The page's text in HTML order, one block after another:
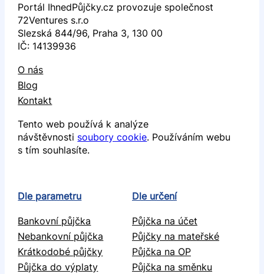
Portál IhnedPůjčky.cz provozuje společnost
72Ventures s.r.o
Slezská 844/96, Praha 3, 130 00
IČ: 14139936
O nás
Blog
Kontakt
Tento web používá k analýze
návštěvnosti soubory cookie. Používáním webu
s tím souhlasíte.
Dle parametru
Bankovní půjčka
Nebankovní půjčka
Krátkodobé půjčky
Půjčka do výplaty
Dle určení
Půjčka na účet
Půjčky na mateřské
Půjčka na OP
Půjčka na směnku